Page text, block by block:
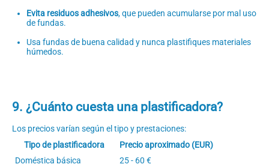
Evita residuos adhesivos, que pueden acumularse por mal uso
de fundas.
Usa fundas de buena calidad y nunca plastifiques materiales
húmedos.
9. ¿Cuánto cuesta una plastificadora?
Los precios varían según el tipo y prestaciones:
Tipo de plastificadora
Precio aproximado (EUR)
Doméstica básica
25 - 60 €